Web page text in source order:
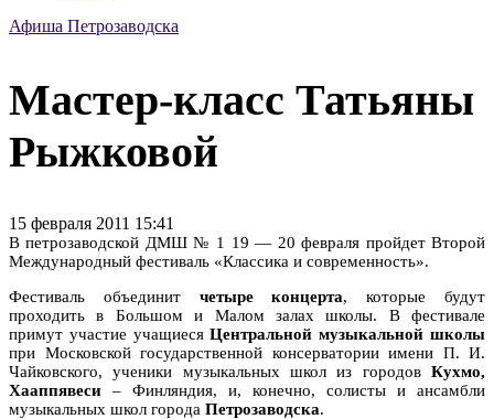
Афиша Петрозаводска
Мастер-класс Татьяны
Рыжковой
15 февраля 2011 15:41
В петрозаводской ДМШ № 1 19 — 20 февраля пройдет Второй
Международный фестиваль «Классика и современность».
Фестиваль объединитчетыре концерта, которые будут
проходить в Большом и Малом залах школы. В фестивале
примут участие учащиесяЦентральной музыкальной школы
при Московской государственной консерватории имени П. И.
Чайковского, ученики музыкальных школ из городов Кухмо,
Хааппявеси – Финляндия, и, конечно, солисты и ансамбли
музыкальных школ города Петрозаводска.